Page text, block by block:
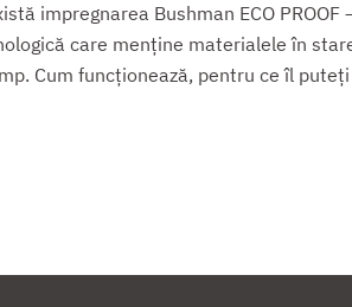
impregnarea Bushman ECO PROOF
care menține materialele în
Cum funcționează, pentru ce îl